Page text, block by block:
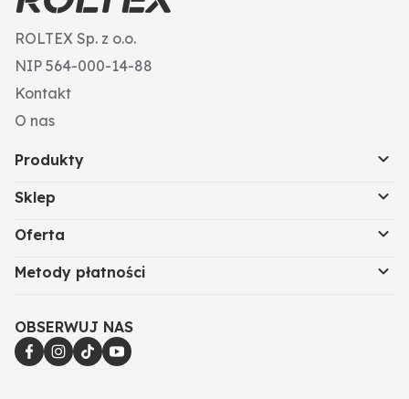
ROLTEX Sp. z o.o.
NIP 564-000-14-88
Kontakt
O nas
Produkty
Sklep
Oferta
Metody płatności
OBSERWUJ NAS